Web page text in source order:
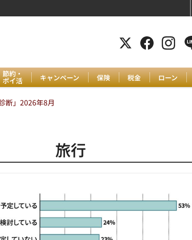
節約・
ポイ活 キャンペーン 保険 税金 ローン
断」2026年8月
旅行